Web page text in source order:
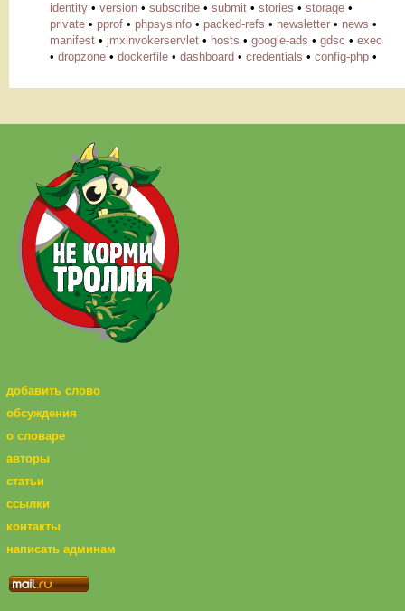
identity • version • subscribe • submit • stories • storage •
private • pprof • phpsysinfo • packed-refs • newsletter • news •
manifest • jmxinvokerservlet • hosts • google-ads • gdsc • exec
• dropzone • dockerfile • dashboard • credentials • config-php •
добавить слово
обсуждения
о словаре
авторы
статьи
ссылки
контакты
написать админам